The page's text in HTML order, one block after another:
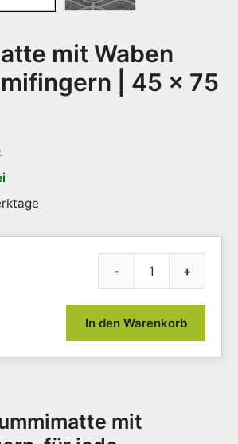
mit Waben
| 45 x 75
- +
In den Warenkorb
mit